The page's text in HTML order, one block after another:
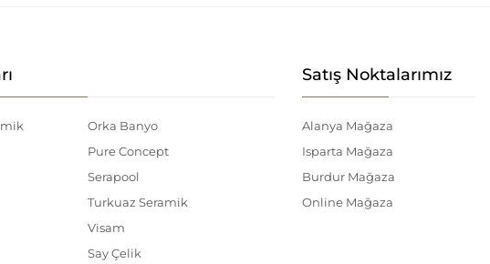
Orka Banyo
Pure Concept
Serapool
Turkuaz Seramik
Visam
Say Çelik
Satış Noktalarımız
Alanya Mağaza
Isparta Mağaza
Burdur Mağaza
Online Mağaza